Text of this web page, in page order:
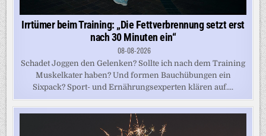
Irrtümer beim Training: „Die Fettverbrennung setzt erst
nach 30 Minuten ein“
08-08-2026
Schadet Joggen den Gelenken? Sollte ich nach dem Training
Muskelkater haben? Und formen Bauchübungen ein
Sixpack? Sport- und Ernährungsexperten klären auf....